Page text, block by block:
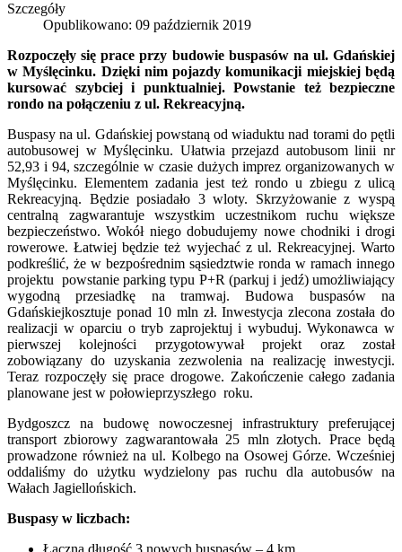
Szczegóły
Opublikowano: 09 październik 2019
Rozpoczęły się prace przy budowie buspasów na ul. Gdańskiej
w Myślęcinku. Dzięki nim pojazdy komunikacji miejskiej będą
kursować szybciej i punktualniej. Powstanie też bezpieczne
rondo na połączeniu z ul. Rekreacyjną.
Buspasy na ul. Gdańskiej powstaną od wiaduktu nad torami do pętli
autobusowej w Myślęcinku. Ułatwia przejazd autobusom linii nr
52,93 i 94, szczególnie w czasie dużych imprez organizowanych w
Myślęcinku. Elementem zadania jest też rondo u zbiegu z ulicą
Rekreacyjną. Będzie posiadało 3 wloty. Skrzyżowanie z wyspą
centralną zagwarantuje wszystkim uczestnikom ruchu większe
bezpieczeństwo. Wokół niego dobudujemy nowe chodniki i drogi
rowerowe. Łatwiej będzie też wyjechać z ul. Rekreacyjnej. Warto
podkreślić, że w bezpośrednim sąsiedztwie ronda w ramach innego
projektu powstanie parking typu P+R (parkuj i jedź) umożliwiający
wygodną przesiadkę na tramwaj. Budowa buspasów na
Gdańskiejkosztuje ponad 10 mln zł. Inwestycja zlecona została do
realizacji w oparciu o tryb zaprojektuj i wybuduj. Wykonawca w
pierwszej kolejności przygotowywał projekt oraz został
zobowiązany do uzyskania zezwolenia na realizację inwestycji.
Teraz rozpoczęły się prace drogowe. Zakończenie całego zadania
planowane jest w połowieprzyszłego roku.
Bydgoszcz na budowę nowoczesnej infrastruktury preferującej
transport zbiorowy zagwarantowała 25 mln złotych. Prace będą
prowadzone również na ul. Kolbego na Osowej Górze. Wcześniej
oddaliśmy do użytku wydzielony pas ruchu dla autobusów na
Wałach Jagiellońskich.
Buspasy w liczbach: